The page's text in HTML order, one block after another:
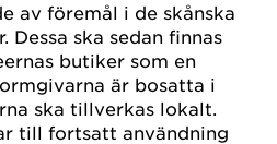
av föremål i de skånska
Dessa ska sedan finnas
butiker som en
är bosatta i
ska tillverkas lokalt.
till fortsatt användning